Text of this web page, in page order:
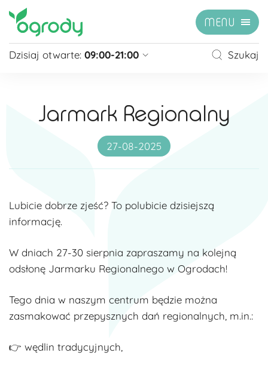
MENU
Dzisiaj otwarte: 09:00-21:00
Niedziela
zamknięte
Niedziela handlowa
10:00 - 20:00
Szukaj
Jarmark Regionalny
27-08-2025
Lubicie dobrze zjeść? To polubicie dzisiejszą
informację.
W dniach 27-30 sierpnia zapraszamy na kolejną
odsłonę Jarmarku Regionalnego w Ogrodach!
Tego dnia w naszym centrum będzie można
zasmakować przepysznych dań regionalnych, m.in.:
👉 wędlin tradycyjnych,